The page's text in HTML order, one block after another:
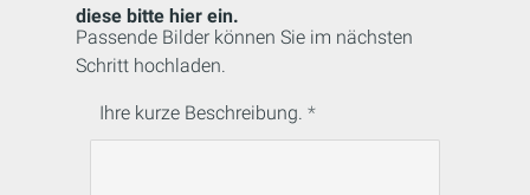
diese bitte hier ein.
Passende Bilder können Sie im nächsten
Schritt hochladen.
Ihre kurze Beschreibung.